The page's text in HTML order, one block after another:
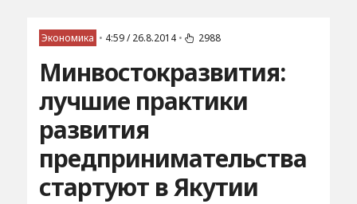
Экономика • 4:59 / 26.8.2014 • 2988
Минвостокразвития:
лучшие практики
развития
предпринимательства
стартуют в Якутии